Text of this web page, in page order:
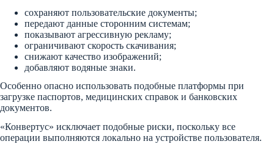
сохраняют пользовательские документы;
передают данные сторонним системам;
показывают агрессивную рекламу;
ограничивают скорость скачивания;
снижают качество изображений;
добавляют водяные знаки.
Особенно опасно использовать подобные платформы при
загрузке паспортов, медицинских справок и банковских
документов.
«Конвертус» исключает подобные риски, поскольку все
операции выполняются локально на устройстве пользователя.